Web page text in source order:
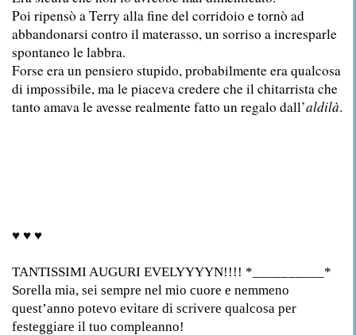
Poi ripensò a Terry alla fine del corridoio e tornò ad
abbandonarsi contro il materasso, un sorriso a incresparle
spontaneo le labbra.
Forse era un pensiero stupido, probabilmente era qualcosa
di impossibile, ma le piaceva credere che il chitarrista che
tanto amava le avesse realmente fatto un regalo dall’aldilà.
♥ ♥ ♥
TANTISSIMI AUGURI EVELYYYYN!!!! *__________*
Sorella mia, sei sempre nel mio cuore e nemmeno
quest’anno potevo evitare di scrivere qualcosa per
festeggiare il tuo compleanno!